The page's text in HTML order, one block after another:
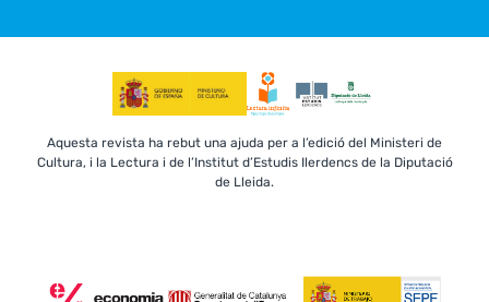
Aquesta revista ha rebut una ajuda per a l’edició del Ministeri de
Cultura, i la Lectura i de l’Institut d’Estudis Ilerdencs de la Diputació
de Lleida.